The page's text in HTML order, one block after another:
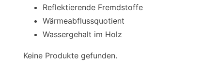
Reflektierende Fremdstoffe
Wärmeabflussquotient
Wassergehalt im Holz
Keine Produkte gefunden.